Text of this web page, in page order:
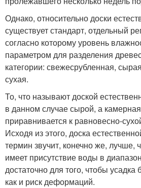
Однако, относительно доски
существует стандарт, отдельный
согласно которому уровень
параметром для разделения
категории: свежесрубленная,
сухая.
То, что называют доской
в данном случае сырой, а
приравнивается к равновесно-
Исходя из этого, доска
термин звучит, конечно же, лучше,
имеет присутствие воды в
достаточно для того, чтобы усадка
как и риск деформаций.